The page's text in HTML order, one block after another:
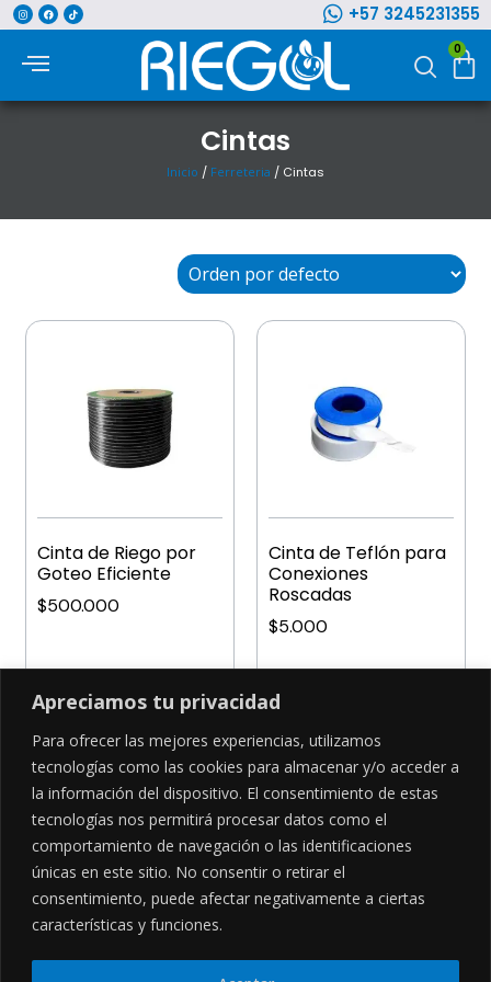
Apreciamos tu privacidad
Para ofrecer las mejores experiencias, utilizamos
tecnologías como las cookies para almacenar y/o acceder a
la información del dispositivo. El consentimiento de estas
tecnologías nos permitirá procesar datos como el
comportamiento de navegación o las identificaciones
únicas en este sitio. No consentir o retirar el
consentimiento, puede afectar negativamente a ciertas
características y funciones.
+57 3245231355
0
Cintas
Inicio / Ferreteria / Cintas
Cinta de Riego por
Goteo Eficiente
$500.000
Cinta de Teflón para
Conexiones
Roscadas
$5.000
SÍGUENOS EN
CONTÁCTANOS
Cra 81d #15a - 47, Bogotá
Políticas de privacidad